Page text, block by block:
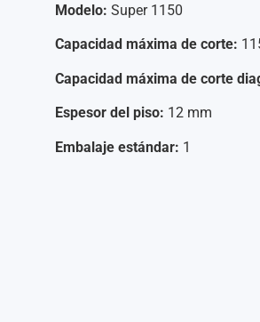
Modelo: Super 1150
Capacidad máxima de corte:
Capacidad máxima de corte
Espesor del piso: 12 mm
Embalaje estándar: 1